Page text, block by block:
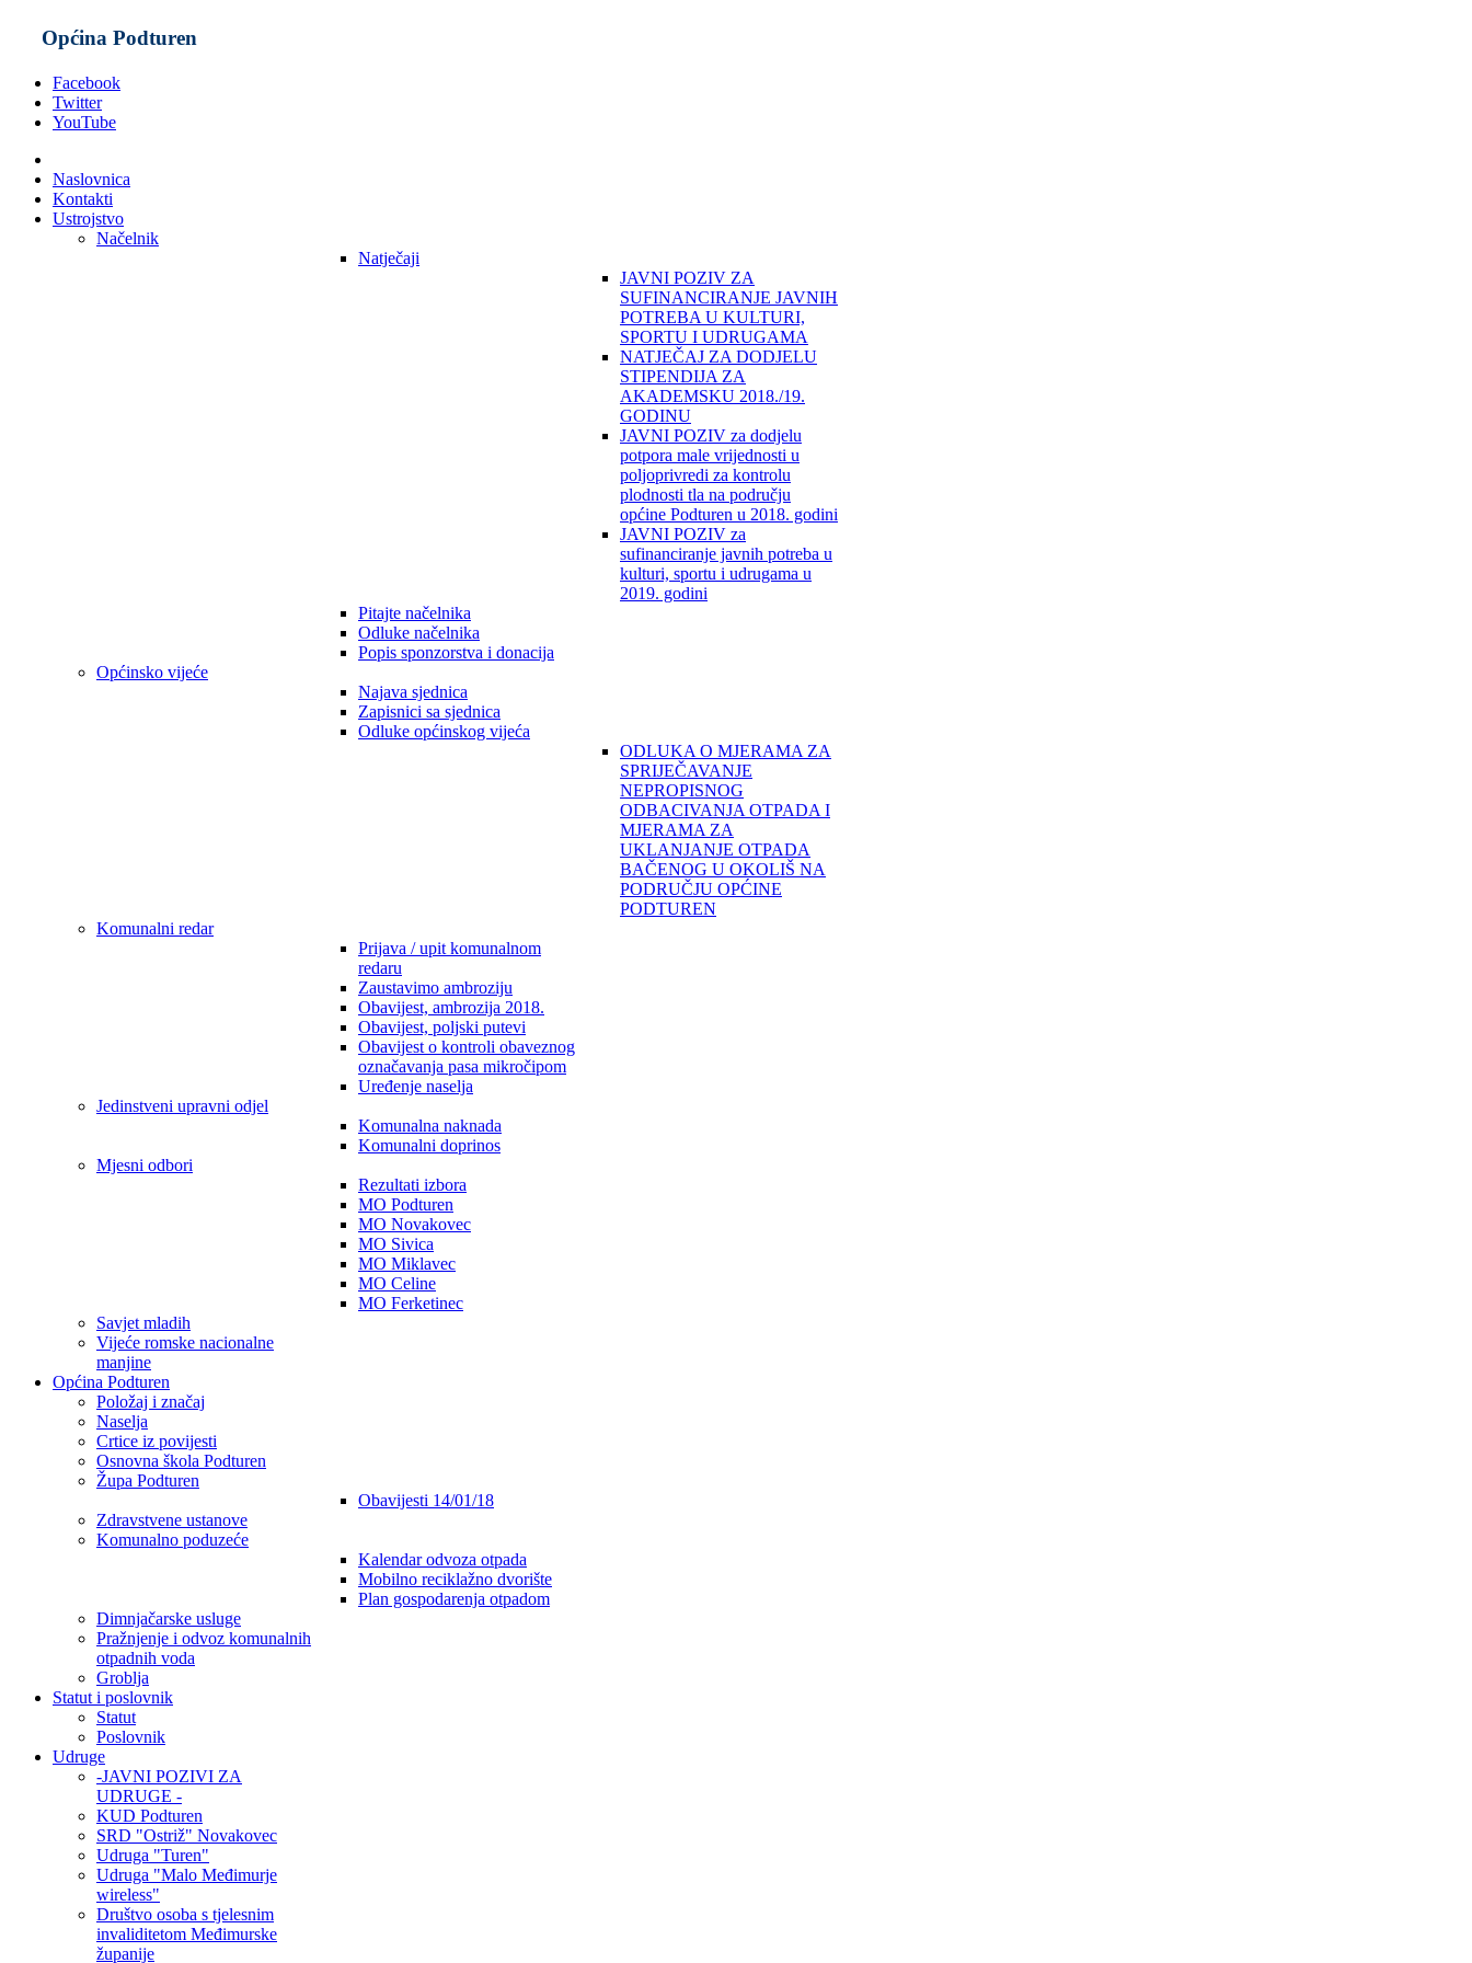
Općina Podturen
Facebook
Twitter
YouTube
Naslovnica
Kontakti
Ustrojstvo
Načelnik
Natječaji
JAVNI POZIV ZA
SUFINANCIRANJE JAVNIH
POTREBA U KULTURI,
SPORTU I UDRUGAMA
NATJEČAJ ZA DODJELU
STIPENDIJA ZA
AKADEMSKU 2018./19.
GODINU
JAVNI POZIV za dodjelu
potpora male vrijednosti u
poljoprivredi za kontrolu
plodnosti tla na području
općine Podturen u 2018. godini
JAVNI POZIV za
sufinanciranje javnih potreba u
kulturi, sportu i udrugama u
2019. godini
Pitajte načelnika
Odluke načelnika
Popis sponzorstva i donacija
Općinsko vijeće
Najava sjednica
Zapisnici sa sjednica
Odluke općinskog vijeća
ODLUKA O MJERAMA ZA
SPRIJEČAVANJE
NEPROPISNOG
ODBACIVANJA OTPADA I
MJERAMA ZA
UKLANJANJE OTPADA
BAČENOG U OKOLIŠ NA
PODRUČJU OPĆINE
PODTUREN
Komunalni redar
Prijava / upit komunalnom
redaru
Zaustavimo ambroziju
Obavijest, ambrozija 2018.
Obavijest, poljski putevi
Obavijest o kontroli obaveznog
označavanja pasa mikročipom
Uređenje naselja
Jedinstveni upravni odjel
Komunalna naknada
Komunalni doprinos
Mjesni odbori
Rezultati izbora
MO Podturen
MO Novakovec
MO Sivica
MO Miklavec
MO Celine
MO Ferketinec
Savjet mladih
Vijeće romske nacionalne
manjine
Općina Podturen
Položaj i značaj
Naselja
Crtice iz povijesti
Osnovna škola Podturen
Župa Podturen
Obavijesti 14/01/18
Zdravstvene ustanove
Komunalno poduzeće
Kalendar odvoza otpada
Mobilno reciklažno dvorište
Plan gospodarenja otpadom
Dimnjačarske usluge
Pražnjenje i odvoz komunalnih
otpadnih voda
Groblja
Statut i poslovnik
Statut
Poslovnik
Udruge
-JAVNI POZIVI ZA
UDRUGE -
KUD Podturen
SRD "Ostriž" Novakovec
Udruga "Turen"
Udruga "Malo Međimurje
wireless"
Društvo osoba s tjelesnim
invaliditetom Međimurske
županije